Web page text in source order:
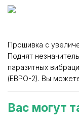
Прошивка с
Поднят
паразитных
(ЕВРО-2). Вы
Вас могут